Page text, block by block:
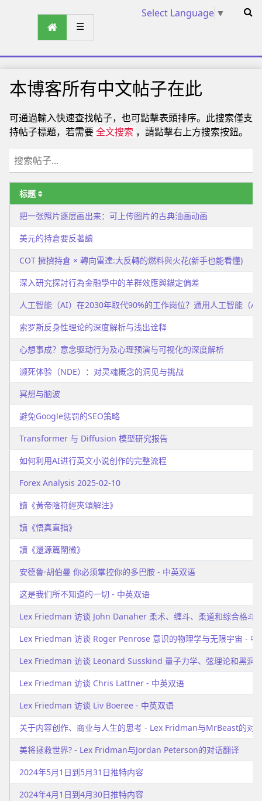
Select Language ▼
☰
本博客所有中文帖子在此
可通過輸入快速查找帖子，也可點擊表頭排序。此搜索僅支
持帖子標題，若需要 全文搜索 ，請點擊右上方搜索按鈕。
标题
把一张照片逐层画出来：可上传图片的古典油画动画
美元的持倉要反著讀
COT 擁擠持倉 × 轉向雷達:大反轉的燃料與火花(新手也能看懂)
深入研究探討行為金融學中的羊群效應與錨定偏差
人工智能（AI）在2030年取代90%的工作岗位？通用人工智能（
索罗斯反身性理论的深度解析与浅出诠释
心想事成？意念驱动行为及心理预演与可视化的深度解析
濒死体验（NDE）：对灵魂概念的洞见与挑战
冥想与脑波
避免Google惩罚的SEO策略
Transformer 与 Diffusion 模型研究报告
如何利用AI进行英文小说创作的完整流程
Forex Analysis 2025-02-10
讀《黃帝陰符經夾頌解注》
讀《悟真直指》
讀《還源篇闡微》
安德鲁·胡伯曼 你必须掌控你的多巴胺 - 中英双语
这是我们所不知道的一切 - 中英双语
Lex Friedman 访谈 John Danaher 柔术、缠斗、柔道和综合格斗
Lex Friedman 访谈 Roger Penrose 意识的物理学与无限宇宙 - 中
Lex Friedman 访谈 Leonard Susskind 量子力学、弦理论和黑洞 -
Lex Friedman 访谈 Chris Lattner - 中英双语
Lex Friedman 访谈 Liv Boeree - 中英双语
关于内容创作、商业与人生的思考 - Lex Fridman与MrBeast的对
美将拯救世界? - Lex Fridman与Jordan Peterson的对话翻译
2024年5月1日到5月31日推特内容
2024年4月1日到4月30日推特内容